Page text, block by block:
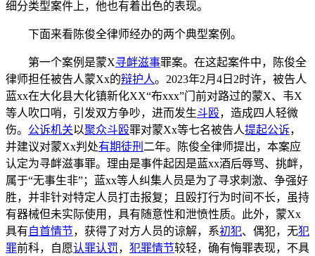
细分类型案件上，他也有着出色的表现。
下面来看陈俊全律师经办的两个典型案例。
第一个案例是蒙X寻衅滋事罪案。在这起案件中，陈俊全
律师担任被告人蒙Xx的辩护人。2023年2月4日2时许，被告人
蓝xx在大化县大化镇新化XX“布xxx”门前对路过的蒙X、韦X
等人吹口哨，引发双方争吵，进而发生斗殴，造成四人轻微
伤。 公诉机关以聚众斗殴罪对蒙Xx等七名被告人提起公诉，
并建议对蒙Xx判处有期徒刑 二年。陈俊全律师提出，本案应
认定为寻衅滋事罪。理由是事件起因是蓝xx酒后辱骂、挑衅，
属于“无事生非”；蓝xx等人纠集人员是为了寻求刺激、争强好
胜，并非针对特定人员打击报复；且殴打行为时间不长，虽持
有器械但未实际使用，具有随意性和泄愤性质。此外，蒙Xx
具有自首情节，获得了对方人员的谅解，系初犯、偶犯，无犯
罪前科，自愿认罪认罚， 犯罪情节较轻，确有悔罪表现，不具